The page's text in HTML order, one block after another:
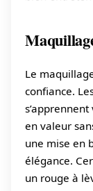
Le
confiance.
en valeur
une mise en
élégance.
un rouge à